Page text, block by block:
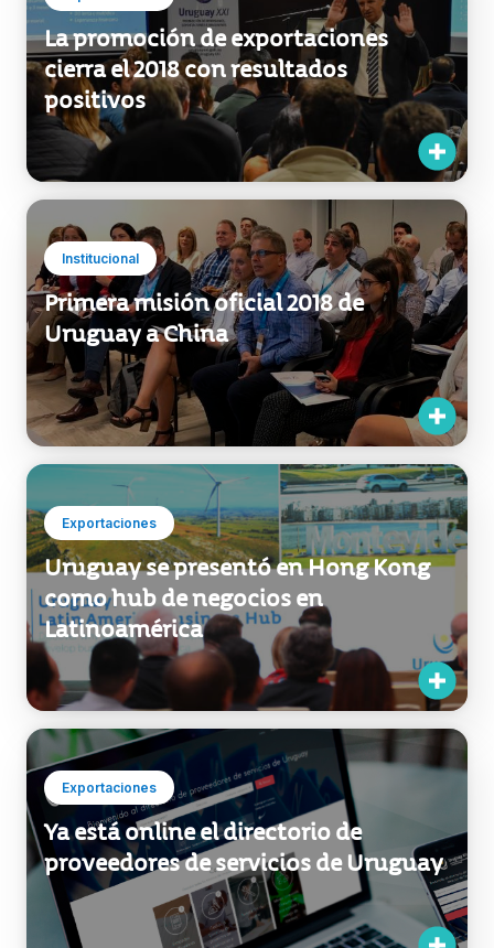
La promoción de exportaciones
cierra el 2018 con resultados
positivos
Institucional
Primera misión oficial 2018 de
Uruguay a China
Exportaciones
Uruguay se presentó en Hong Kong
como hub de negocios en
Latinoamérica
Exportaciones
Ya está online el directorio de
proveedores de servicios de Uruguay